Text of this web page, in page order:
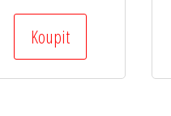
Koupit